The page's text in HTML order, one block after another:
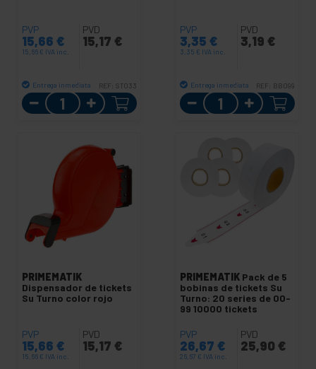
PVP
15,66 €
15,66 € IVA inc.
PVD
15,17 €
Entrega inmediata REF: ST033
Cantidad
PVP
3,35 €
3,35 € IVA inc.
PVD
3,19 €
Entrega inmediata REF: BB099
Cantidad
PRIMEMATIK
Dispensador de tickets
Su Turno color rojo
PVP
15,66 €
15,66 € IVA inc.
PVD
15,17 €
PRIMEMATIK Pack de 5
bobinas de tickets Su
Turno: 20 series de 00-
99 10000 tickets
PVP
26,67 €
26,67 € IVA inc.
PVD
25,90 €